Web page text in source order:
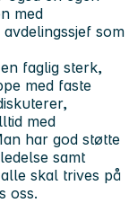
med
som
faglig sterk,
med faste
med
har god støtte
samt
skal trives på
oss.